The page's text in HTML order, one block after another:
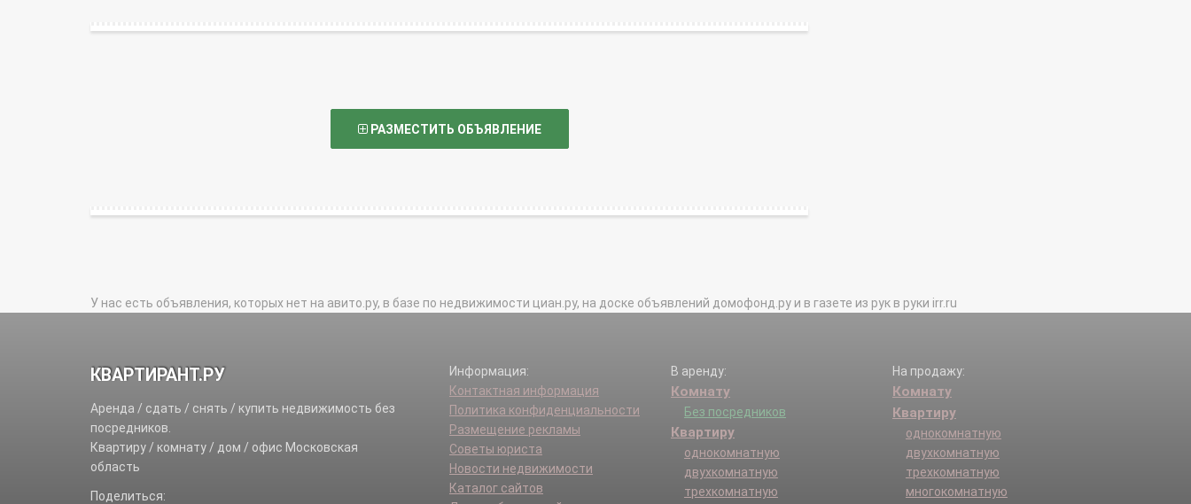
РАЗМЕСТИТЬ ОБЪЯВЛЕНИЕ
У нас есть объявления, которых нет на авито.ру, в базе по недвижимости циан.ру, на доске объявлений домофонд.ру и в газете из рук в руки irr.ru
КВАРТИРАНТ.РУ
Аренда / сдать / снять / купить недвижимость без
посредников.
Квартиру / комнату / дом / офис Московская
область
Поделиться:
Информация:
Контактная информация
Политика конфиденциальности
Размещение рекламы
Советы юриста
Новости недвижимости
Каталог сайтов
В аренду:
Комнату
Без посредников
Квартиру
однокомнатную
двухкомнатную
трехкомнатную
На продажу:
Комнату
Квартиру
однокомнатную
двухкомнатную
трехкомнатную
многокомнатную